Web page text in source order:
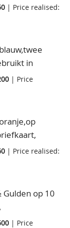
Haag naar
| Price realised:
in
Indië!, op
| Price
van Utrecht
| Price realised:
Gulden op 10
op
| Price